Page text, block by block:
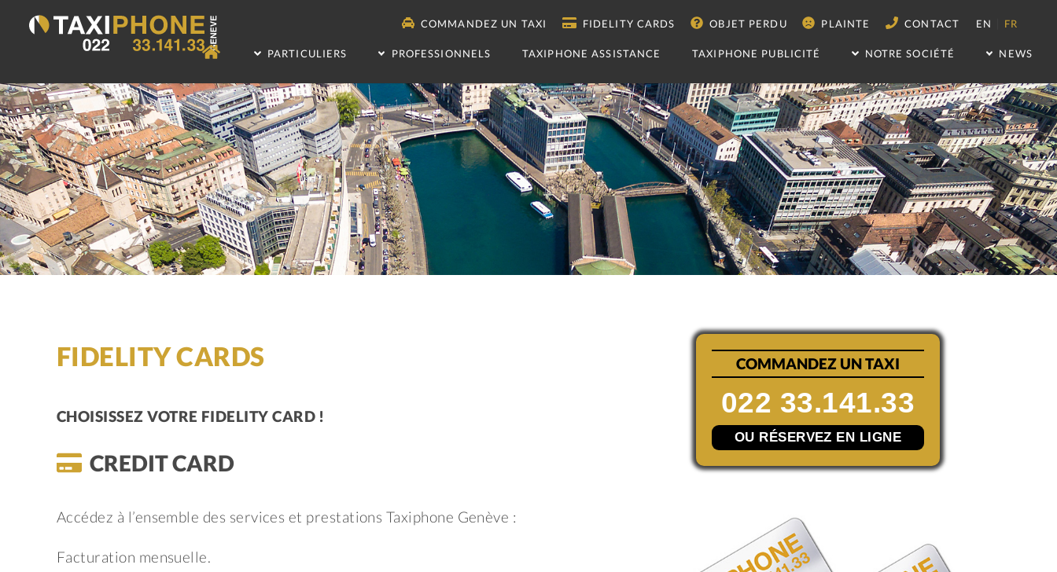
COMMANDEZ UN TAXI FIDELITY CARDS OBJET PERDU PLAINTE CONTACT EN FR
PARTICULIERS PROFESSIONNELS TAXIPHONE ASSISTANCE TAXIPHONE PUBLICITÉ NOTRE SOCIÉTÉ NEWS
FIDELITY CARDS
CHOISISSEZ VOTRE FIDELITY CARD !
CREDIT CARD
Accédez à l’ensemble des services et prestations Taxiphone Genève :
Facturation mensuelle.
COMMANDEZ UN TAXI
022 33.141.33
OU RÉSERVEZ EN LIGNE